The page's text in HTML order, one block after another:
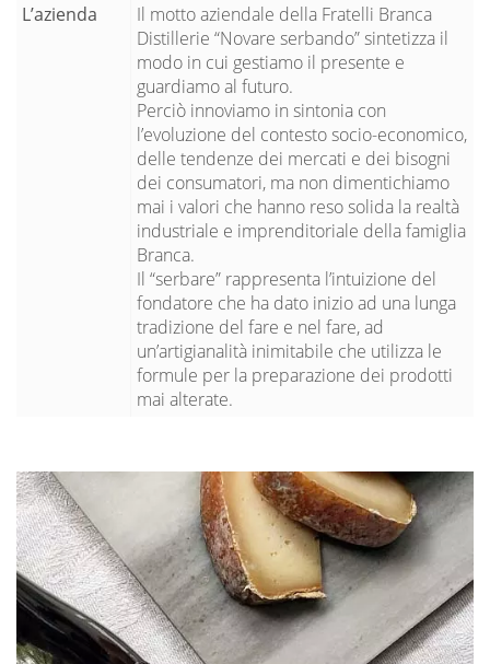
L’azienda
Il motto aziendale della Fratelli Branca
Distillerie “Novare serbando” sintetizza il
modo in cui gestiamo il presente e
guardiamo al futuro.
Perciò innoviamo in sintonia con
l’evoluzione del contesto socio-economico,
delle tendenze dei mercati e dei bisogni
dei consumatori, ma non dimentichiamo
mai i valori che hanno reso solida la realtà
industriale e imprenditoriale della famiglia
Branca.
Il “serbare” rappresenta l’intuizione del
fondatore che ha dato inizio ad una lunga
tradizione del fare e nel fare, ad
un’artigianalità inimitabile che utilizza le
formule per la preparazione dei prodotti
mai alterate.